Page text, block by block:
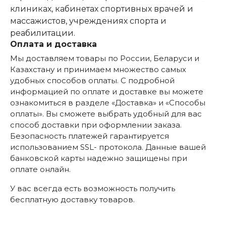
клиниках, кабинетах спортивных врачей и
массажистов, учреждениях спорта и
реабилитации.
Оплата и доставка
Мы доставляем товары по России, Беларуси и
Казахстану и принимаем множество самых
удобных способов оплаты. С подробной
информацией по оплате и доставке вы можете
ознакомиться в разделе «Доставка» и «Способы
оплаты». Вы сможете выбрать удобный для вас
способ доставки при оформлении заказа.
Безопасность платежей гарантируется
использованием SSL- протокола. Данные вашей
банковской карты надежно защищены при
оплате онлайн.
У вас всегда есть возможность получить
бесплатную доставку товаров.